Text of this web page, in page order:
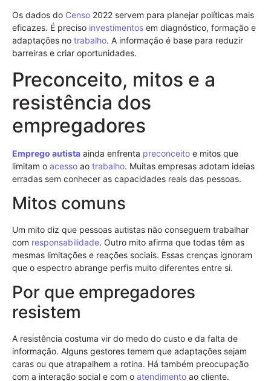
Os dados do Censo 2022 servem para planejar políticas mais
eficazes. É preciso investimentos em diagnóstico, formação e
adaptações no trabalho. A informação é base para reduzir
barreiras e criar oportunidades.
Preconceito, mitos e a
resistência dos
empregadores
Emprego autista ainda enfrenta preconceito e mitos que
limitam o acesso ao trabalho. Muitas empresas adotam ideias
erradas sem conhecer as capacidades reais das pessoas.
Mitos comuns
Um mito diz que pessoas autistas não conseguem trabalhar
com responsabilidade. Outro mito afirma que todas têm as
mesmas limitações e reações sociais. Essas crenças ignoram
que o espectro abrange perfis muito diferentes entre si.
Por que empregadores
resistem
A resistência costuma vir do medo do custo e da falta de
informação. Alguns gestores temem que adaptações sejam
caras ou que atrapalhem a rotina. Há também preocupação
com a interação social e com o atendimento ao cliente.